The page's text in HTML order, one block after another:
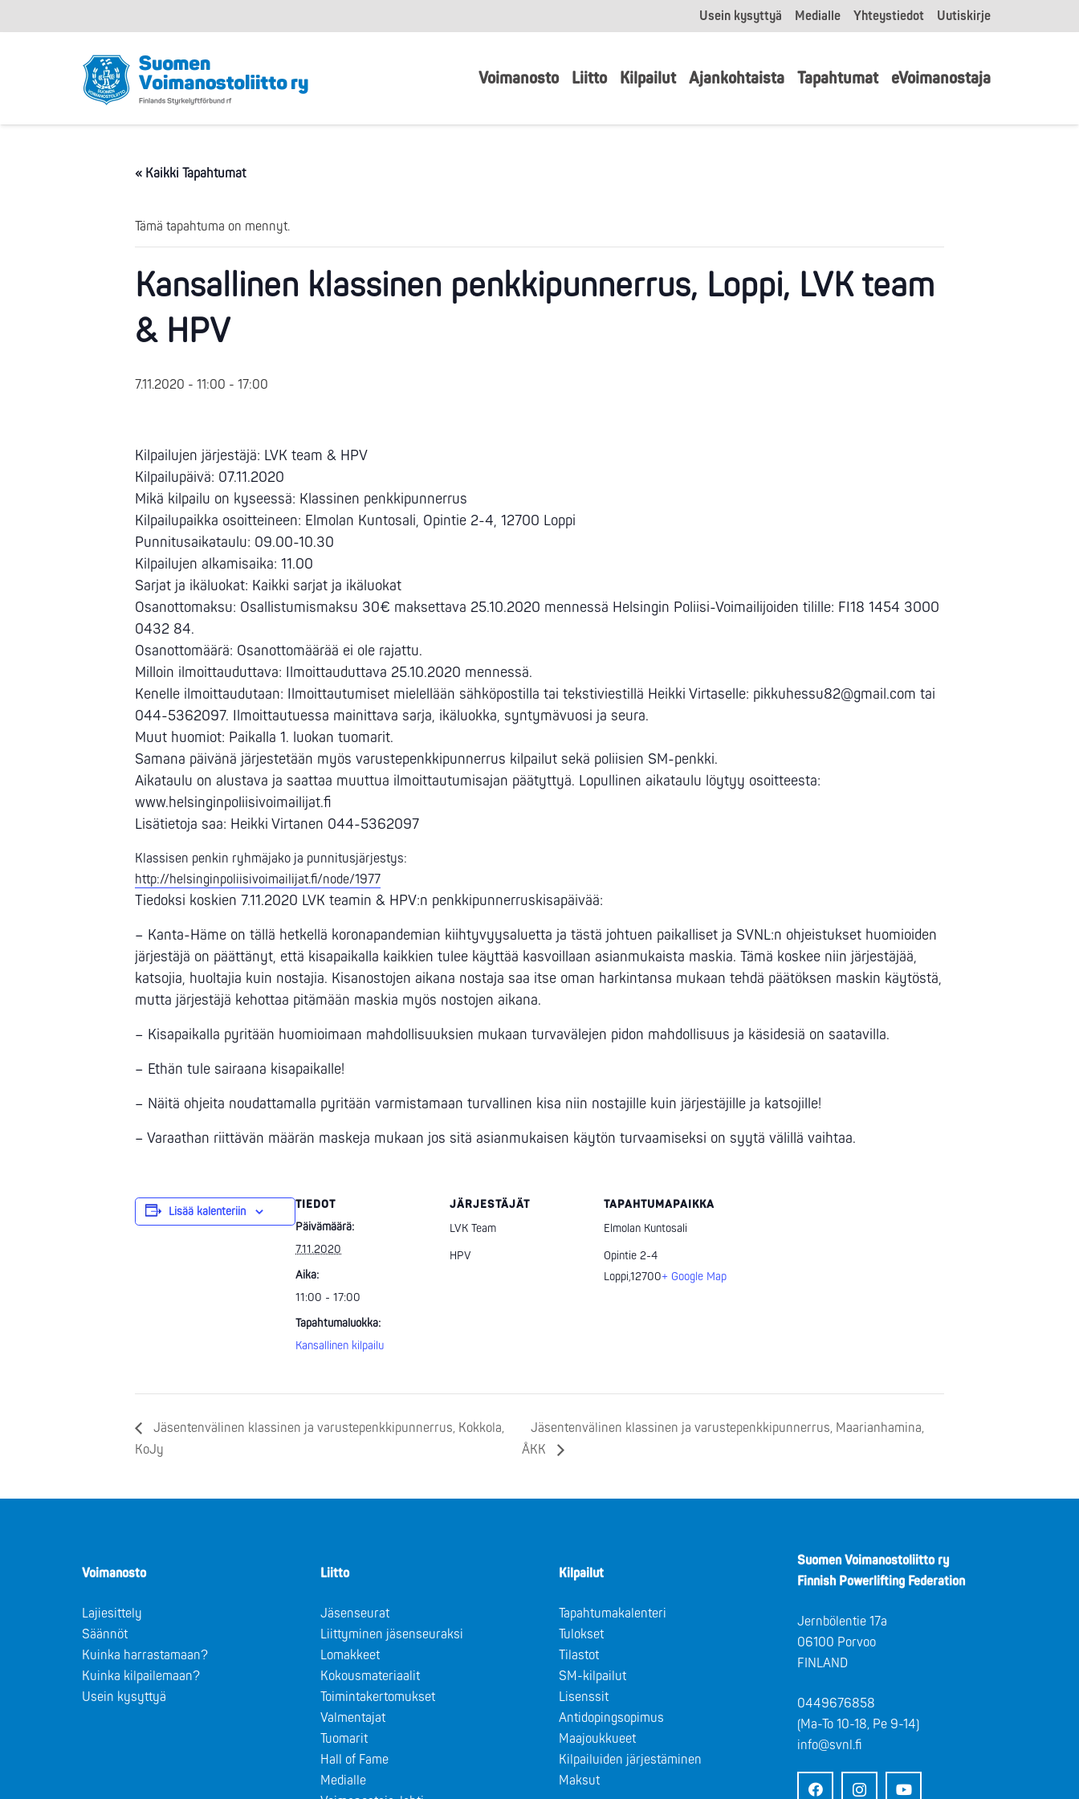
Usein kysyttyä Medialle Yhteystiedot Uutiskirje
Voimanosto Liitto Kilpailut Ajankohtaista Tapahtumat eVoimanostaja
« Kaikki Tapahtumat
Tämä tapahtuma on mennyt.
Kansallinen klassinen penkkipunnerrus, Loppi, LVK team
& HPV
7.11.2020 - 11:00 - 17:00
Kilpailujen järjestäjä: LVK team & HPV
Kilpailupäivä: 07.11.2020
Mikä kilpailu on kyseessä: Klassinen penkkipunnerrus
Kilpailupaikka osoitteineen: Elmolan Kuntosali, Opintie 2-4, 12700 Loppi
Punnitusaikataulu: 09.00-10.30
Kilpailujen alkamisaika: 11.00
Sarjat ja ikäluokat: Kaikki sarjat ja ikäluokat
Osanottomaksu: Osallistumismaksu 30€ maksettava 25.10.2020 mennessä Helsingin Poliisi-Voimailijoiden tilille: FI18 1454 3000
0432 84.
Osanottomäärä: Osanottomäärää ei ole rajattu.
Milloin ilmoittauduttava: Ilmoittauduttava 25.10.2020 mennessä.
Kenelle ilmoittaudutaan: Ilmoittautumiset mielellään sähköpostilla tai tekstiviestillä Heikki Virtaselle: pikkuhessu82@gmail.com tai
044-5362097. Ilmoittautuessa mainittava sarja, ikäluokka, syntymävuosi ja seura.
Muut huomiot: Paikalla 1. luokan tuomarit.
Samana päivänä järjestetään myös varustepenkkipunnerrus kilpailut sekä poliisien SM-penkki.
Aikataulu on alustava ja saattaa muuttua ilmoittautumisajan päätyttyä. Lopullinen aikataulu löytyy osoitteesta:
www.helsinginpoliisivoimailijat.fi
Lisätietoja saa: Heikki Virtanen 044-5362097
Klassisen penkin ryhmäjako ja punnitusjärjestys:
http://helsinginpoliisivoimailijat.fi/node/1977
Tiedoksi koskien 7.11.2020 LVK teamin & HPV:n penkkipunnerruskisapäivää:
– Kanta-Häme on tällä hetkellä koronapandemian kiihtyvyysaluetta ja tästä johtuen paikalliset ja SVNL:n ohjeistukset huomioiden
järjestäjä on päättänyt, että kisapaikalla kaikkien tulee käyttää kasvoillaan asianmukaista maskia. Tämä koskee niin järjestäjää,
katsojia, huoltajia kuin nostajia. Kisanostojen aikana nostaja saa itse oman harkintansa mukaan tehdä päätöksen maskin käytöstä,
mutta järjestäjä kehottaa pitämään maskia myös nostojen aikana.
– Kisapaikalla pyritään huomioimaan mahdollisuuksien mukaan turvavälejen pidon mahdollisuus ja käsidesiä on saatavilla.
– Ethän tule sairaana kisapaikalle!
– Näitä ohjeita noudattamalla pyritään varmistamaan turvallinen kisa niin nostajille kuin järjestäjille ja katsojille!
– Varaathan riittävän määrän maskeja mukaan jos sitä asianmukaisen käytön turvaamiseksi on syytä välillä vaihtaa.
Lisää kalenteriin
TIEDOT
Päivämäärä:
7.11.2020
Aika:
11:00 - 17:00
Tapahtumaluokka:
Kansallinen kilpailu
JÄRJESTÄJÄT
LVK Team
HPV
TAPAHTUMAPAIKKA
Elmolan Kuntosali
Opintie 2-4
Loppi,12700+ Google Map
Jäsentenvälinen klassinen ja varustepenkkipunnerrus, Kokkola,
KoJy
Jäsentenvälinen klassinen ja varustepenkkipunnerrus, Maarianhamina,
ÅKK
Voimanosto
Lajiesittely
Säännöt
Kuinka harrastamaan?
Kuinka kilpailemaan?
Usein kysyttyä
Liitto
Jäsenseurat
Liittyminen jäsenseuraksi
Lomakkeet
Kokousmateriaalit
Toimintakertomukset
Valmentajat
Tuomarit
Hall of Fame
Medialle
Kilpailut
Tapahtumakalenteri
Tulokset
Tilastot
SM-kilpailut
Lisenssit
Antidopingsopimus
Maajoukkueet
Kilpailuiden järjestäminen
Maksut
Suomen Voimanostoliitto ry
Finnish Powerlifting Federation
Jernbölentie 17a
06100 Porvoo
FINLAND
0449676858
(Ma-To 10-18, Pe 9-14)
info@svnl.fi